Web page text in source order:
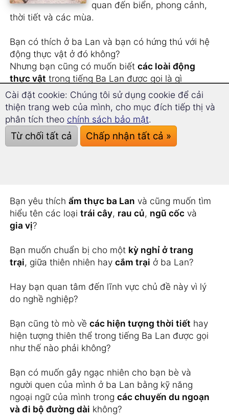
quan đến biển, phong cảnh,
thời tiết và các mùa.
Bạn có thích ở ba Lan và bạn có hứng thú với hệ
động thực vật ở đó không?
Nhưng bạn cũng có muốn biết các loài động
thực vật trong tiếng Ba Lan được gọi là gì
không?
Bạn có thích xem phimtự nhiên nguyên bản
và
cần vốn từ vựng phong phú hơn không?
Bạn yêu thích ẩm thực ba Lan và cũng muốn tìm
hiểu tên các loại trái cây, rau củ, ngũ cốc và
gia vị?
Bạn muốn chuẩn bị cho một kỳ nghỉ ở trang
trại, giữa thiên nhiên hay cắm trại ở ba Lan?
Hay bạn quan tâm đến lĩnh vực chủ đề này vì lý
do nghề nghiệp?
Bạn cũng tò mò về các hiện tượng thời tiết hay
hiện tượng thiên thể trong tiếng Ba Lan được gọi
như thế nào phải không?
Bạn có muốn gây ngạc nhiên cho bạn bè và
người quen của mình ở ba Lan bằng kỹ năng
ngoại ngữ của mình trong các chuyến du ngoạn
và đi bộ đường dài không?
Cài đặt cookie: Chúng tôi sử dụng cookie để cải
thiện trang web của mình, cho mục đích tiếp thị và
phân tích theo chính sách bảo mật.
Từ chối tất cả Chấp nhận tất cả »